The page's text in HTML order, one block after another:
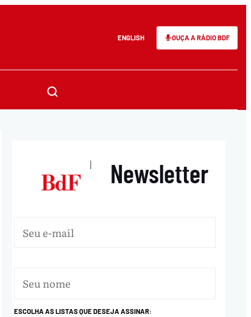
ENGLISH OUÇA A RÁDIO BDF
| Newsletter
ESCOLHA AS LISTAS QUE DESEJA ASSINAR: